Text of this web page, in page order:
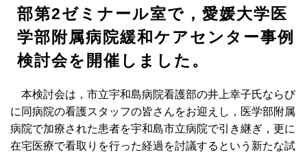
部第2ゼミナール室で，愛媛大学医
学部附属病院緩和ケアセンター事例
検討会を開催しました。
本検討会は，市立宇和島病院看護部の井上幸子氏ならび
に同病院の看護スタッフの皆さんをお迎えし，医学部附属
病院で加療された患者を宇和島市立病院で引き継ぎ，更に
在宅医療で看取りを行った経過を討議するという新たな試